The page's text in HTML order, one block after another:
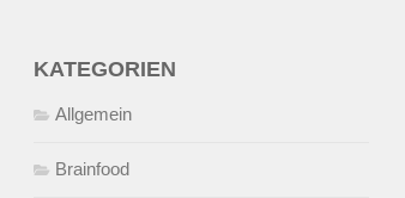
KATEGORIEN
Allgemein
Brainfood